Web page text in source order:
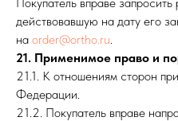
действовавшую на дату его
на order@ortho.ru.
21. Применимое право и
21.1. К отношениям сторон
Федерации.
21.2. Покупатель вправе